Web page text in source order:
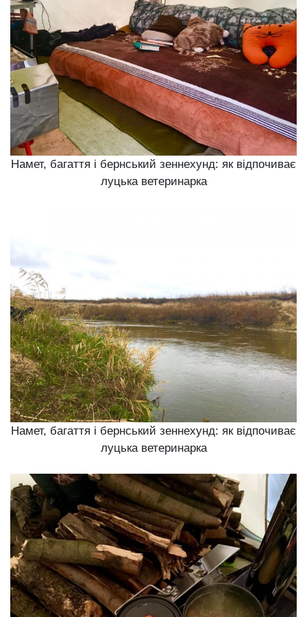
Намет, багаття і бернський зеннехунд: як відпочиває
луцька ветеринарка
Намет, багаття і бернський зеннехунд: як відпочиває
луцька ветеринарка